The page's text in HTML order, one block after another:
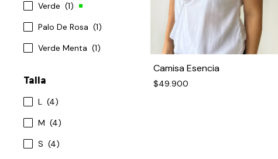
Verde (1)
Palo De Rosa (1)
Verde Menta (1)
Talla
L (4)
M (4)
S (4)
Camisa Esencia
$49.900